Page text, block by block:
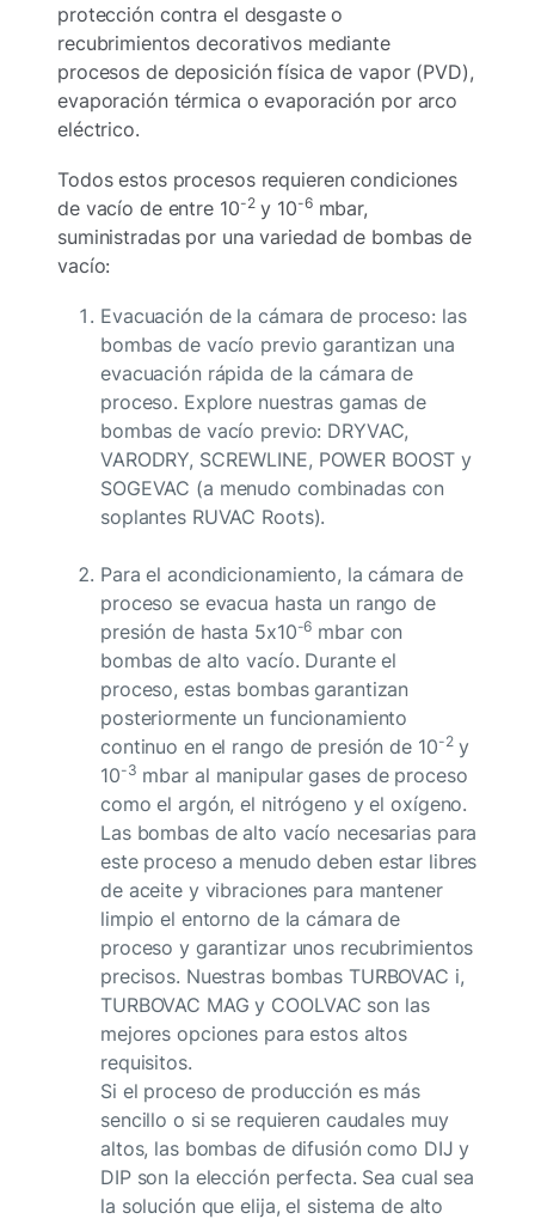
protección contra el desgaste o
recubrimientos decorativos mediante
procesos de deposición física de vapor (PVD),
evaporación térmica o evaporación por arco
eléctrico.
Todos estos procesos requieren condiciones
de vacío de entre 10-2y 10-6mbar,
suministradas por una variedad de bombas de
vacío:
Evacuación de la cámara de proceso: las
bombas de vacío previo garantizan una
evacuación rápida de la cámara de
proceso. Explore nuestras gamas de
bombas de vacío previo: DRYVAC,
VARODRY, SCREWLINE, POWER BOOST y
SOGEVAC (a menudo combinadas con
soplantes RUVAC Roots).
Para el acondicionamiento, la cámara de
proceso se evacua hasta un rango de
presión de hasta 5x10-6 mbar con
bombas de alto vacío. Durante el
proceso, estas bombas garantizan
posteriormente un funcionamiento
continuo en el rango de presión de 10-2y
10-3 mbar al manipular gases de proceso
como el argón, el nitrógeno y el oxígeno.
Las bombas de alto vacío necesarias para
este proceso a menudo deben estar libres
de aceite y vibraciones para mantener
limpio el entorno de la cámara de
proceso y garantizar unos recubrimientos
precisos. Nuestras bombas TURBOVAC i,
TURBOVAC MAG y COOLVAC son las
mejores opciones para estos altos
requisitos.
Si el proceso de producción es más
sencillo o si se requieren caudales muy
altos, las bombas de difusión como DIJ y
DIP son la elección perfecta. Sea cual sea
la solución que elija, el sistema de alto